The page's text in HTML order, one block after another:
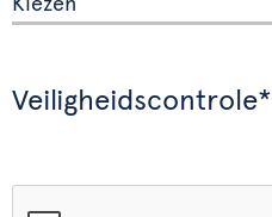
Veiligheidscontrole*